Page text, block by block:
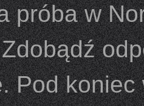
próba w
Pod